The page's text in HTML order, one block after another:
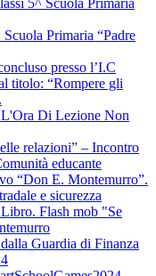
5^ Scuola Primaria
Primaria “Padre
presso l’I.C
titolo: “Rompere gli
Di Lezione Non
relazioni” – Incontro
educante
“Don E. Montemurro”.
e sicurezza
Flash mob "Se
Guardia di Finanza